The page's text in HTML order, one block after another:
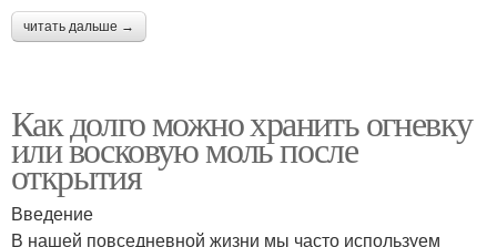
читать дальше →
Как долго можно хранить огневку
или восковую моль после
открытия
Введение
В нашей повседневной жизни мы часто используем